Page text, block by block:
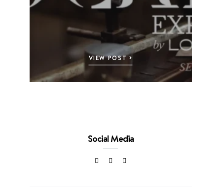
VIEW POST
Social Media